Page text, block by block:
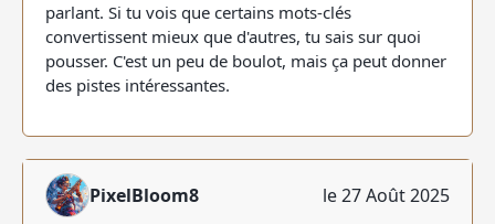
parlant. Si tu vois que certains mots-clés
convertissent mieux que d'autres, tu sais sur quoi
pousser. C'est un peu de boulot, mais ça peut donner
des pistes intéressantes.
PixelBloom8 le 27 Août 2025